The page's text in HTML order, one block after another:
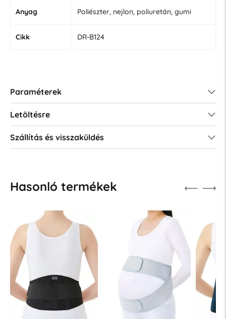
Anyag Poliészter, nejlon, poliuretán, gumi
Cikk DR-B124
Paraméterek
Letöltésre
Szállítás és visszaküldés
Hasonló termékek